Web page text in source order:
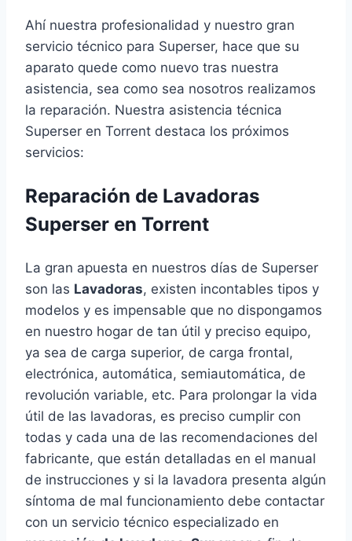
Ahí nuestra profesionalidad y nuestro gran
servicio técnico para Superser, hace que su
aparato quede como nuevo tras nuestra
asistencia, sea como sea nosotros realizamos
la reparación. Nuestra asistencia técnica
Superser en Torrent destaca los próximos
servicios:
Reparación de Lavadoras
Superser en Torrent
La gran apuesta en nuestros días de Superser
son las Lavadoras, existen incontables tipos y
modelos y es impensable que no dispongamos
en nuestro hogar de tan útil y preciso equipo,
ya sea de carga superior, de carga frontal,
electrónica, automática, semiautomática, de
revolución variable, etc. Para prolongar la vida
útil de las lavadoras, es preciso cumplir con
todas y cada una de las recomendaciones del
fabricante, que están detalladas en el manual
de instrucciones y si la lavadora presenta algún
síntoma de mal funcionamiento debe contactar
con un servicio técnico especializado en